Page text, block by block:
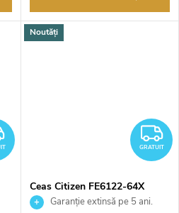
GRATUIT
Noutăți
GRATUIT
Ceas Citizen FE6122-64X
Garanție extinsă pe 5 ani.